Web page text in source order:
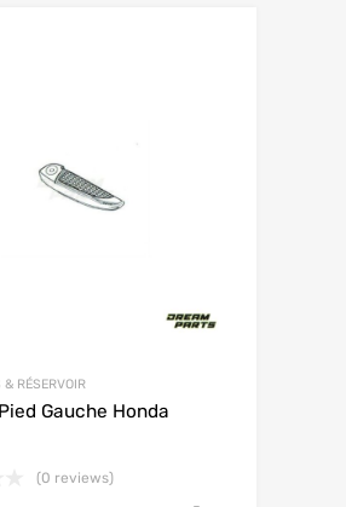
& RÉSERVOIR
Gauche Honda
(0 reviews)